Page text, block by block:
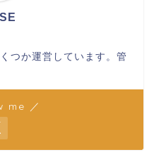
つか運営しています。管
me ／